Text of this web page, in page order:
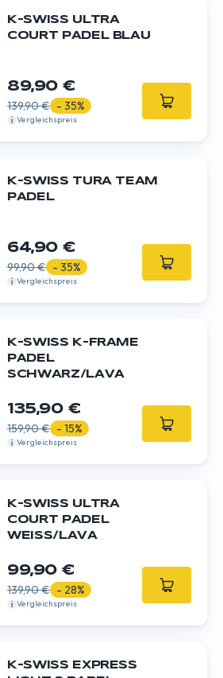
K-SWISS ULTRA
COURT PADEL BLAU
89,90 €
139,90 € - 35%
Vergleichspreis
K-SWISS TURA TEAM
PADEL
64,90 €
99,90 € - 35%
Vergleichspreis
K-SWISS K-FRAME
PADEL
SCHWARZ/LAVA
135,90 €
159,90 € - 15%
Vergleichspreis
K-SWISS ULTRA
COURT PADEL
WEISS/LAVA
99,90 €
139,90 € - 28%
Vergleichspreis
K-SWISS EXPRESS